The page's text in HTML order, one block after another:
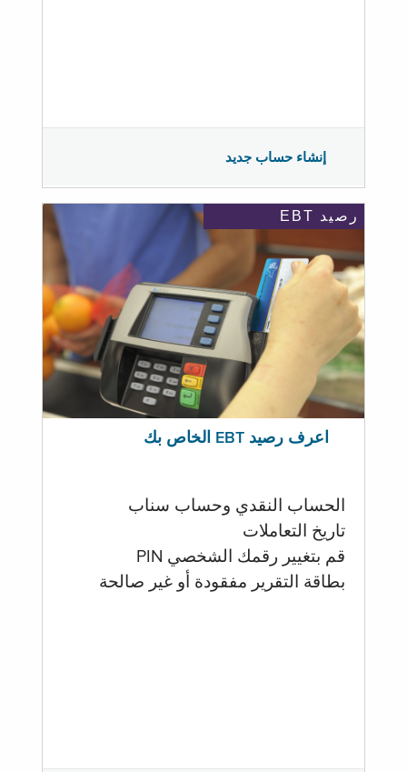
إنشاء حساب جديد
رصيد EBT
اعرف رصيد EBT الخاص بك
الحساب النقدي وحساب سناب
تاريخ التعاملات
قم بتغيير رقمك الشخصي PIN
بطاقة التقرير مفقودة أو غير صالحة